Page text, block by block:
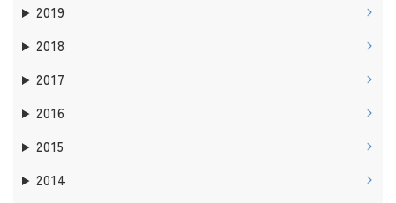
2019
2018
2017
2016
2015
2014